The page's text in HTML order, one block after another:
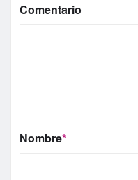
Comentario
Nombre*